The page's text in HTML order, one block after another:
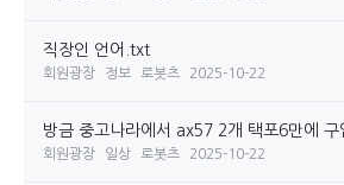
직장인 언어.txt
회원광장 정보 로봇츠 2025-10-22
방금 중고나라에서 ax57 2개 택포6만에 구
회원광장 일상 로봇츠 2025-10-22